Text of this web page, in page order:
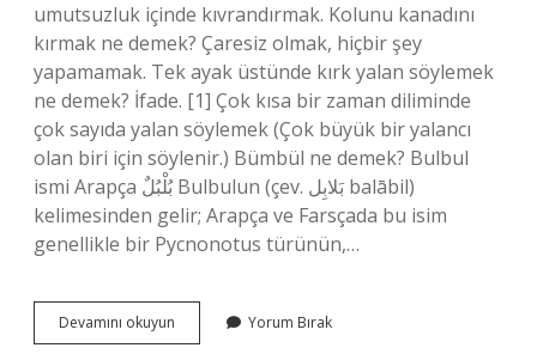
umutsuzluk içinde kıvrandırmak. Kolunu kanadını
kırmak ne demek? Çaresiz olmak, hiçbir şey
yapamamak. Tek ayak üstünde kırk yalan söylemek
ne demek? İfade. [1] Çok kısa bir zaman diliminde
çok sayıda yalan söylemek (Çok büyük bir yalancı
olan biri için söylenir.) Bümbül ne demek? Bulbul
ismi Arapça بُلْبُلٌ Bulbulun (çev. بَلابِل balābil)
kelimesinden gelir; Arapça ve Farsçada bu isim
genellikle bir Pycnonotus türünün,…
Devamını okuyun
Belini
Yorum Bırak